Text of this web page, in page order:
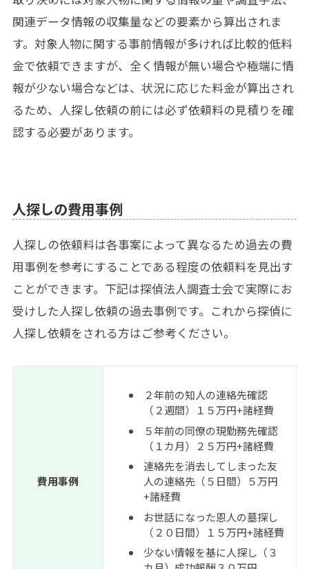
関連データ情報の収集量などの要素から算出されま
す。対象人物に関する事前情報が多ければ比較的低料
金で依頼できますが、全く情報が無い場合や極端に情
報が少ない場合などは、状況に応じた料金が算出され
るため、人探し依頼の前には必ず依頼料の見積りを確
認する必要があります。
人探しの費用事例
人探しの依頼料は各事案によって異なるため過去の費
用事例を参考にすることである程度の依頼料を見出す
ことができます。下記は探偵法人調査士会で実際にお
受けした人探し依頼の過去事例です。これから探偵に
人探し依頼をされる方はご参考ください。
費用事例
２年前の知人の連絡先確認
（２週間）１５万円+諸経費
５年前の同僚の現勤務先確認
（１カ月）２５万円+諸経費
連絡先を消去してしまった友
人の連絡先（５日間）５万円
+諸経費
お世話になった恩人の墓探し
（２０日間）１５万円+諸経費
少ない情報を基に人探し（３